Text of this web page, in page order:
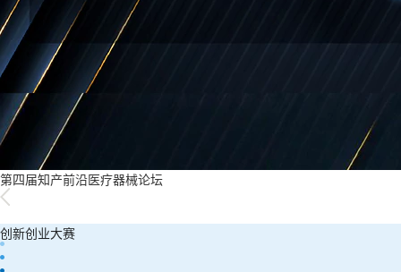
第四届知产前沿医疗器械论坛
创新创业大赛